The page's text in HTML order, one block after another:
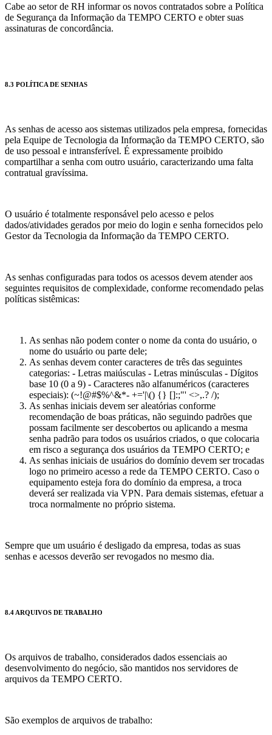
Cabe ao setor de RH informar os novos contratados sobre a Política
de Segurança da Informação da TEMPO CERTO e obter suas
assinaturas de concordância.
8.3 POLÍTICA DE SENHAS
As senhas de acesso aos sistemas utilizados pela empresa, fornecidas
pela Equipe de Tecnologia da Informação da TEMPO CERTO, são
de uso pessoal e intransferível. É expressamente proibido
compartilhar a senha com outro usuário, caracterizando uma falta
contratual gravíssima.
O usuário é totalmente responsável pelo acesso e pelos
dados/atividades gerados por meio do login e senha fornecidos pelo
Gestor da Tecnologia da Informação da TEMPO CERTO.
As senhas configuradas para todos os acessos devem atender aos
seguintes requisitos de complexidade, conforme recomendado pelas
políticas sistêmicas:
As senhas não podem conter o nome da conta do usuário, o
nome do usuário ou parte dele;
As senhas devem conter caracteres de três das seguintes
categorias: - Letras maiúsculas - Letras minúsculas - Dígitos
base 10 (0 a 9) - Caracteres não alfanuméricos (caracteres
especiais): (~!@#$%^&*- +='|\() {} []:;"' <>,.? /);
As senhas iniciais devem ser aleatórias conforme
recomendação de boas práticas, não seguindo padrões que
possam facilmente ser descobertos ou aplicando a mesma
senha padrão para todos os usuários criados, o que colocaria
em risco a segurança dos usuários da TEMPO CERTO; e
As senhas iniciais de usuários do domínio devem ser trocadas
logo no primeiro acesso a rede da TEMPO CERTO. Caso o
equipamento esteja fora do domínio da empresa, a troca
deverá ser realizada via VPN. Para demais sistemas, efetuar a
troca normalmente no próprio sistema.
Sempre que um usuário é desligado da empresa, todas as suas
senhas e acessos deverão ser revogados no mesmo dia.
8.4 ARQUIVOS DE TRABALHO
Os arquivos de trabalho, considerados dados essenciais ao
desenvolvimento do negócio, são mantidos nos servidores de
arquivos da TEMPO CERTO.
São exemplos de arquivos de trabalho: